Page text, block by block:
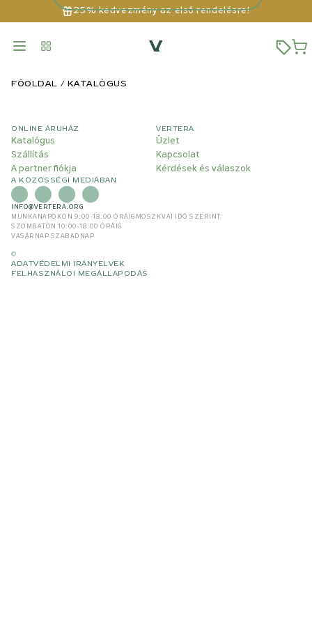
25% kedvezmény az első rendelésre!
FŐOLDAL KATALÓGUS
ONLINE ÁRUHÁZ
Katalógus
Szállítás
A partner fiókja
VERTERA
Üzlet
Kapcsolat
Kérdések és válaszok
A KÖZÖSSÉGI MEDIÁBAN
INFO@VERTERA.ORG
MUNKANAPOKON 9:00-18:00 ÓRÁIG MOSZKVAI IDŐ SZERINT
SZOMBATON 10:00-18:00 ÓRÁIG
VASÁRNAP SZABADNAP
©
ADATVÉDELMI IRÁNYELVEK
FELHASZNÁLÓI MEGÁLLAPODÁS